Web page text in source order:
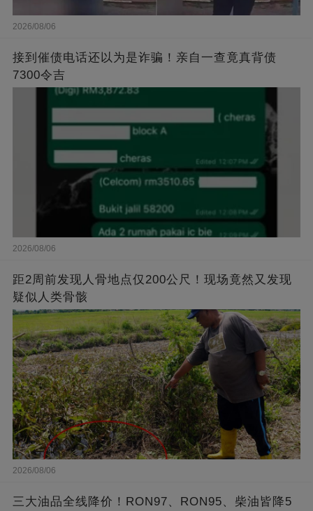
2026/08/06
接到催债电话还以为是诈骗！亲自一查竟真背债
7300令吉
2026/08/06
距2周前发现人骨地点仅200公尺！现场竟然又发现
疑似人类骨骸
2026/08/06
三大油品全线降价！RON97、RON95、柴油皆降5